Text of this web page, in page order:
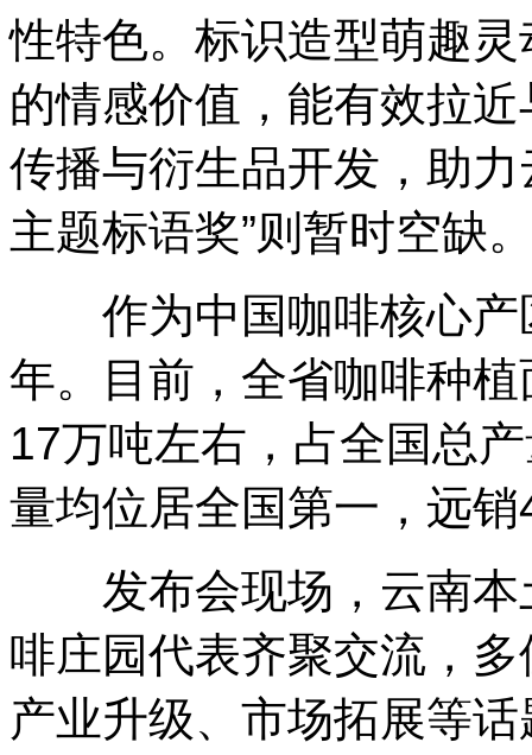
性特色。标识造型萌趣
的情感价值，能有效拉
传播与衍生品开发，助
主题标语奖”则暂时空缺
作为中国咖啡核心产
年。目前，全省咖啡种
17万吨左右，占全国总
量均位居全国第一，远
发布会现场，云南本
啡庄园代表齐聚交流，
产业升级、市场拓展等